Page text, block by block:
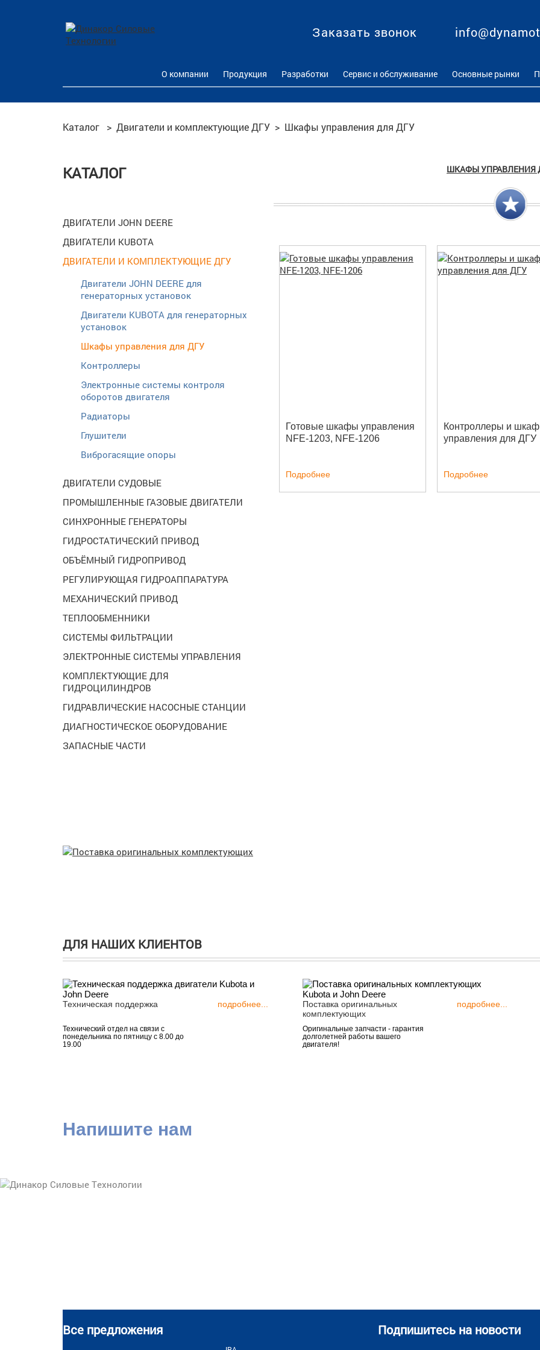
Заказать звонок
О компании Продукция Разработки Сервис и обслуживание Основные рынки
Каталог > Двигатели и комплектующие ДГУ > Шкафы управления для ДГУ
КАТАЛОГ
ДВИГАТЕЛИ JOHN DEERE
ДВИГАТЕЛИ KUBOTA
ДВИГАТЕЛИ И КОМПЛЕКТУЮЩИЕ ДГУ
Двигатели JOHN DEERE для
генераторных установок
Двигатели KUBOTA для генераторных
установок
Шкафы управления для ДГУ
Контроллеры
Электронные системы контроля
оборотов двигателя
Радиаторы
Глушители
Виброгасящие опоры
ДВИГАТЕЛИ СУДОВЫЕ
ПРОМЫШЛЕННЫЕ ГАЗОВЫЕ ДВИГАТЕЛИ
СИНХРОННЫЕ ГЕНЕРАТОРЫ
ГИДРОСТАТИЧЕСКИЙ ПРИВОД
ОБЪЁМНЫЙ ГИДРОПРИВОД
РЕГУЛИРУЮЩАЯ ГИДРОАППАРАТУРА
МЕХАНИЧЕСКИЙ ПРИВОД
ТЕПЛООБМЕННИКИ
СИСТЕМЫ ФИЛЬТРАЦИИ
ЭЛЕКТРОННЫЕ СИСТЕМЫ УПРАВЛЕНИЯ
КОМПЛЕКТУЮЩИЕ ДЛЯ
ГИДРОЦИЛИНДРОВ
ГИДРАВЛИЧЕСКИЕ НАСОСНЫЕ СТАНЦИИ
ДИАГНОСТИЧЕСКОЕ ОБОРУДОВАНИЕ
ЗАПАСНЫЕ ЧАСТИ
ШКАФЫ УПРАВЛЕНИЯ
Готовые шкафы управления
NFE-1203, NFE-1206
Подробнее
Контроллеры и
управления для ДГУ
Подробнее
ДЛЯ НАШИХ КЛИЕНТОВ
Техническая поддержка
Технический отдел на связи с
понедельника по пятницу с 8.00 до
19.00
подробнее...
Поставка оригинальных
комплектующих
Оригинальные запчасти - гарантия
долголетней работы вашего
двигателя!
подробнее...
Напишите нам
Все предложения Подпишитесь на новости